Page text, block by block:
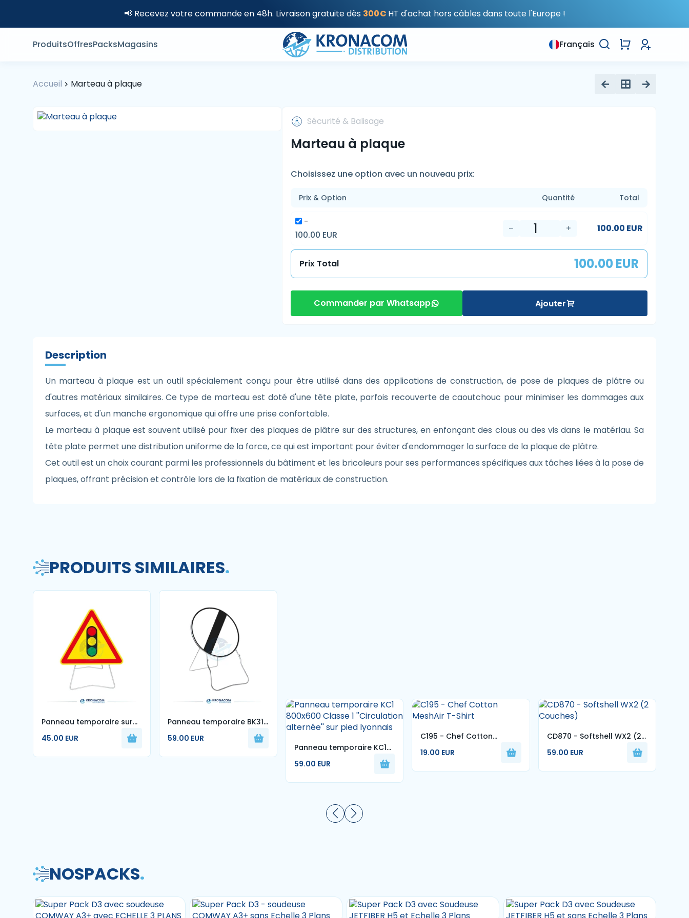
📢 Recevez votre commande en 48h. Livraison gratuite dès 300€ HT d'achat hors câbles dans toute l'Europe !
ProduitsOffresPacksMagasins Français
Accueil Marteau à plaque
Sécurité & Balisage
Marteau à plaque
Choisissez une option avec un nouveau prix:
Prix & Option Quantité Total
-
100.00 EUR
100.00 EUR
Prix Total 100.00 EUR
Commander par Whatsapp Ajouter
Description
Un marteau à plaque est un outil spécialement conçu pour être utilisé dans des applications de construction, de pose de plaques de plâtre ou
d'autres matériaux similaires. Ce type de marteau est doté d'une tête plate, parfois recouverte de caoutchouc pour minimiser les dommages aux
surfaces, et d'un manche ergonomique qui offre une prise confortable.
Le marteau à plaque est souvent utilisé pour fixer des plaques de plâtre sur des structures, en enfonçant des clous ou des vis dans le matériau. Sa
tête plate permet une distribution uniforme de la force, ce qui est important pour éviter d'endommager la surface de la plaque de plâtre.
Cet outil est un choix courant parmi les professionnels du bâtiment et les bricoleurs pour ses performances spécifiques aux tâches liées à la pose de
plaques, offrant précision et contrôle lors de la fixation de matériaux de construction.
PRODUITS SIMILAIRES.
Panneau temporaire sur
pied Feu Tricolore AK17 -
45.00 EUR
Panneau temporaire BK31
Classe 1 ''Fin d'interdiction"
Plusieurs tailles
59.00 EUR
Panneau temporaire KC1
800x600 Classe 1
pied lyonnais
59.00 EUR
C195 - Chef Cotton
MeshAir T-Shirt
19.00 EUR
CD870 - Softshell WX2 (2
Couches)
59.00 EUR
NOSPACKS.